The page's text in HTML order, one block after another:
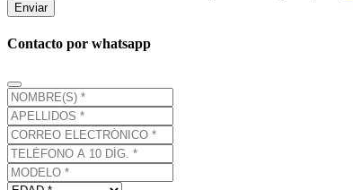
Enviar
Contacto por whatsapp